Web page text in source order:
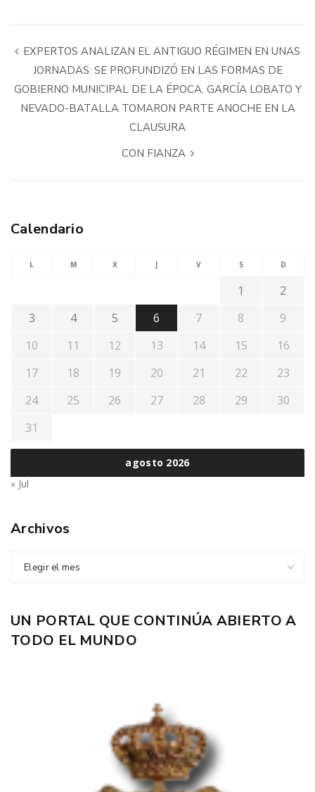
EXPERTOS ANALIZAN EL ANTIGUO RÉGIMEN EN UNAS
JORNADAS: SE PROFUNDIZÓ EN LAS FORMAS DE
GOBIERNO MUNICIPAL DE LA ÉPOCA. GARCÍA LOBATO Y
NEVADO-BATALLA TOMARON PARTE ANOCHE EN LA
CLAUSURA
CON FIANZA
Calendario
agosto 2026
L M X J V S D
1
2
3
4 5 6 7 8
9
10
11 12 13 14 15
16
17
18 19 20 21 22
23
24
25 26 27 28 29
30
31
« Jul
Archivos
Elegir el mes
UN PORTAL QUE CONTINÚA ABIERTO A
TODO EL MUNDO